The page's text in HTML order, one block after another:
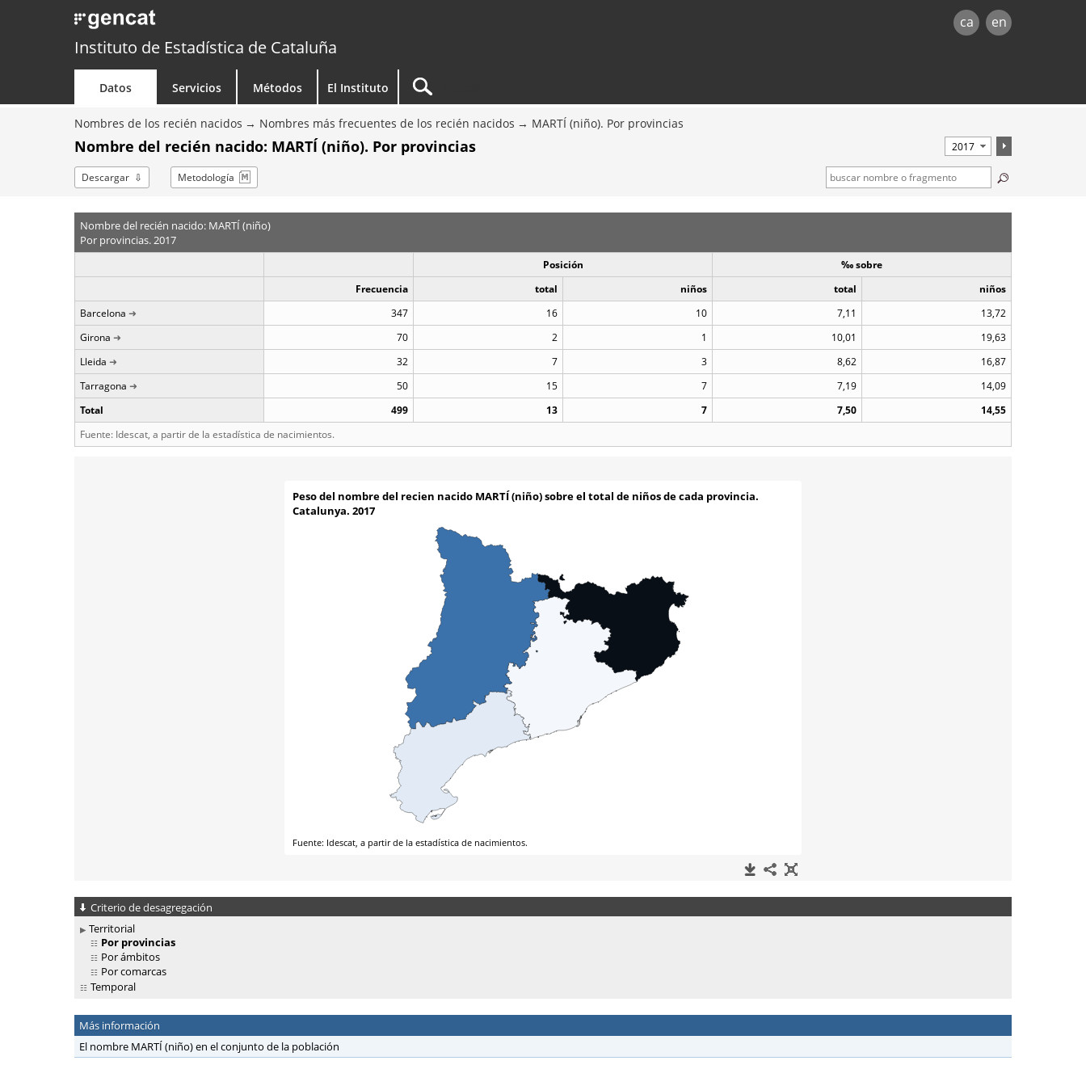
ca en
Instituto de Estadística de Cataluña
Datos Servicios Métodos El Instituto
Nombres de los recién nacidos Nombres más frecuentes de los recién nacidos MARTÍ (niño). Por provincias
Nombre del recién nacido: MARTÍ (niño). Por provincias
Descargar Metodología
Nombre del recién nacido: MARTÍ (niño)
Por provincias. 2017
Posición
‰ sobre
Frecuencia
total niños total
niños
Barcelona
347 16 10 7,11
13,72
Girona
70 2 1 10,01
19,63
Lleida
32 7 3 8,62
16,87
Tarragona
50 15 7 7,19
14,09
Total
499 13 7 7,50
14,55
Fuente: Idescat, a partir de la estadística de nacimientos.
Criterio de desagregación
Territorial
Por provincias
Por ámbitos
Por comarcas
Temporal
Más información
El nombre MARTÍ (niño) en el conjunto de la población